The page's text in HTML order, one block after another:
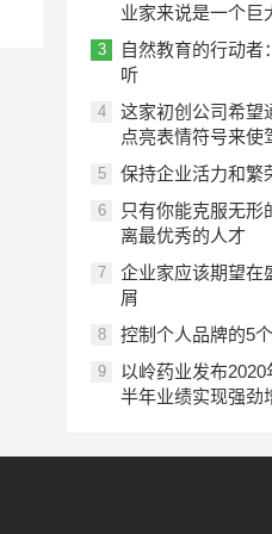
业家来说是一个巨
3
自然教育的行动者
听
4
这家初创公司希望
点亮表情符号来使
5 保持企业活力和繁
6
只有你能克服无形
离最优秀的人才
7
企业家应该期望在
屑
8 控制个人品牌的5
9
以岭药业发布
半年业绩实现强劲